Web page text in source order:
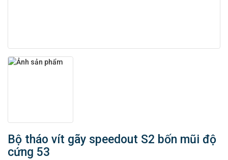
Bộ tháo vít gãy speedout S2 bốn mũi độ
cứng 53